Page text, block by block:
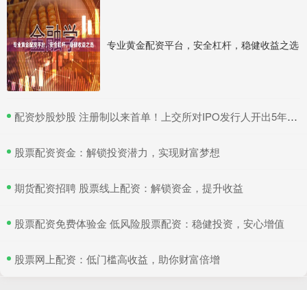
专业黄金配资平台，安全杠杆，稳健收益之选
​配资炒股炒股 注册制以来首单！上交所对IPO发行人开出5年内不接受申请文件罚单
​股票配资资金：解锁投资潜力，实现财富梦想
​期货配资招聘 股票线上配资：解锁资金，提升收益
​股票配资免费体验金 低风险股票配资：稳健投资，安心增值
​股票网上配资：低门槛高收益，助你财富倍增